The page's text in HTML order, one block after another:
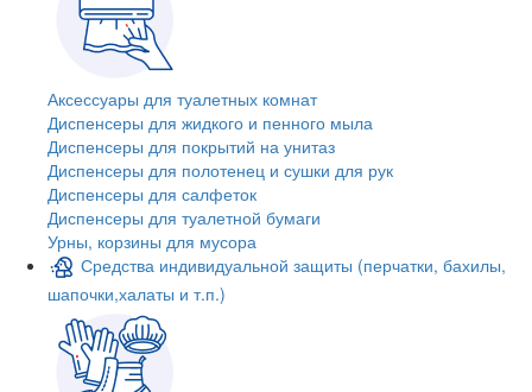
Аксессуары для туалетных комнат
Диспенсеры для жидкого и пенного мыла
Диспенсеры для покрытий на унитаз
Диспенсеры для полотенец и сушки для рук
Диспенсеры для салфеток
Диспенсеры для туалетной бумаги
Урны, корзины для мусора
Средства индивидуальной защиты (перчатки, бахилы,
шапочки,халаты и т.п.)